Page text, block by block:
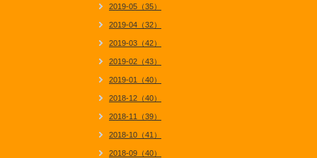
2019-05（35）
2019-04（32）
2019-03（42）
2019-02（43）
2019-01（40）
2018-12（40）
2018-11（39）
2018-10（41）
2018-09（40）